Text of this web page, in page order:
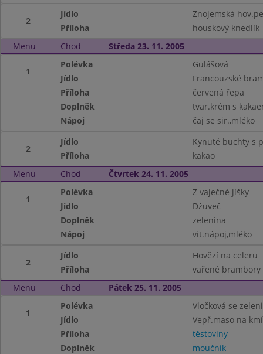
2
Jídlo
Znojemská
Příloha
houskový knedlík
Menu
Chod Středa 23. 11. 2005
1
Polévka
Gulášová
Jídlo
Francouzské
Příloha
červená řepa
Doplněk
tvar.krém s
Nápoj
čaj se sir.,mléko
2
Jídlo
Kynuté buchty s
Příloha
kakao
Menu
Chod Čtvrtek 24. 11. 2005
1
Polévka
Z vaječné jíšky
Jídlo
Džuveč
Doplněk
zelenina
Nápoj
vit.nápoj,mléko
2
Jídlo
Hovězí na celeru
Příloha
vařené brambory
Menu
Chod Pátek 25. 11. 2005
1
Polévka
Vločková se
Jídlo
Vepř.maso na
Příloha
těstoviny
Doplněk
moučník